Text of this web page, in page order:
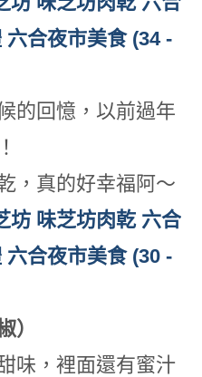
的回憶，以前過年
，真的好幸福阿～
）
味，裡面還有蜜汁